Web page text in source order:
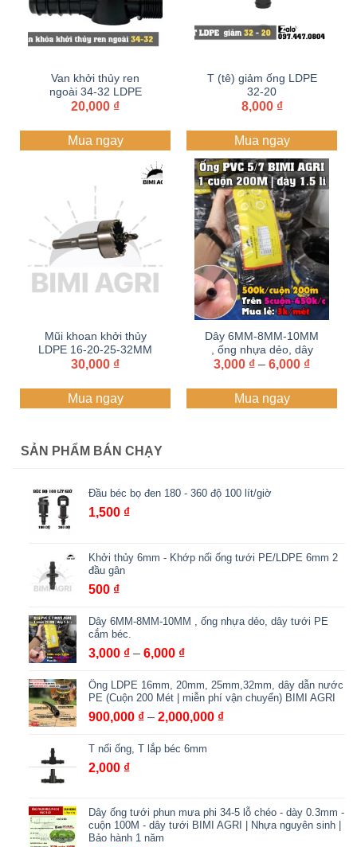
Van khởi thủy ren
ngoài 34-32 LDPE
20,000 ₫
Mua ngay
T (tê) giảm ống LDPE
32-20
8,000 ₫
Mua ngay
Mũi khoan khởi thủy
LDPE 16-20-25-32MM
lấy sỉ Zalo+hotline
30,000 ₫
Mua ngay
Dây 6MM-8MM-10MM
, ống nhựa dẻo, dây
tưới PE cắm béc.
3,000 ₫ – 6,000 ₫Khoảng
từ
Mua ngay
SẢN PHẨM BÁN CHẠY
Đầu béc bọ đen 180 - 360 độ 100 lít/giờ
1,500 ₫
Khởi thủy 6mm - Khớp nối ống tưới PE/LDPE 6mm 2
đầu gân
500 ₫
Dây 6MM-8MM-10MM , ống nhựa dẻo, dây tưới PE
cắm béc.
3,000 ₫ – 6,000 ₫Khoảng
từ
3,000 ₫
đến
Ống LDPE 16mm, 20mm, 25mm,32mm, dây dẫn nước
PE (Cuộn 200 Mét | miễn phí vận chuyển) BIMI AGRI
900,000 ₫ – 2,000,000 ₫Khoảng
T nối ống, T lắp béc 6mm
2,000 ₫
Dây ống tưới phun mưa phi 34-5 lỗ chéo - dày 0.3mm -
cuộn 100M - dây tưới BIMI AGRI | Nhựa nguyên sinh |
Bảo hành 1 năm